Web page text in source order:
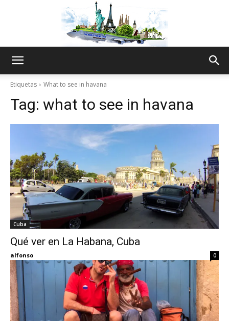
Etiquetas What to see in havana
Tag: what to see in havana
Cuba
Qué ver en La Habana, Cuba
alfonso 0